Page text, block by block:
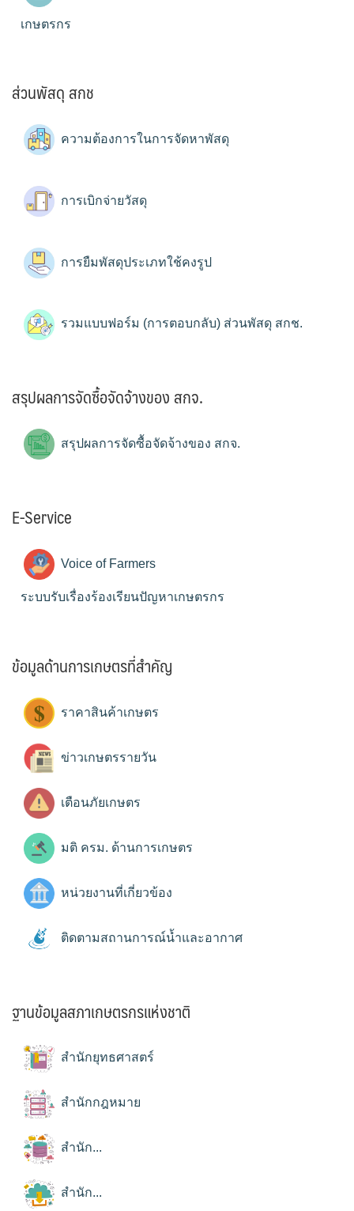
เกษตรกร
ส่วนพัสดุ สกช
ความต้องการในการจัดหาพัสดุ
การเบิกจ่ายวัสดุ
การยืมพัสดุประเภทใช้คงรูป
รวมแบบฟอร์ม (การตอบกลับ) ส่วนพัสดุ สกช.
สรุปผลการจัดซื้อจัดจ้างของ สกจ.
สรุปผลการจัดซื้อจัดจ้างของ สกจ.
E-Service
Voice of Farmers
ระบบรับเรื่องร้องเรียนปัญหาเกษตรกร
ข้อมูลด้านการเกษตรที่สำคัญ
ราคาสินค้าเกษตร
ข่าวเกษตรรายวัน
เตือนภัยเกษตร
มติ ครม. ด้านการเกษตร
หน่วยงานที่เกี่ยวข้อง
ติดตามสถานการณ์น้ำและอากาศ
ฐานข้อมูลสภาเกษตรกรแห่งชาติ
สำนักยุทธศาสตร์
สำนักกฎหมาย
สำนัก...
สำนัก...